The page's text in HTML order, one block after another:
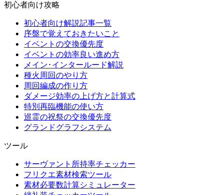
初心者向け攻略
初心者向け解説記事一覧
序盤で覚えておきたいこと
イベントの交換優先度
イベントの効率良い進め方
メイン･インタールード解説
種火周回のやり方
周回編成の作り方
ダメージ効率の上げ方と計算式
特別再臨機能の使い方
巡霊の祝祭の交換優先度
グランドグラフシステム
ツール
サーヴァント所持率チェッカー
フリクエ素材検索ツール
素材必要数計算シミュレーター